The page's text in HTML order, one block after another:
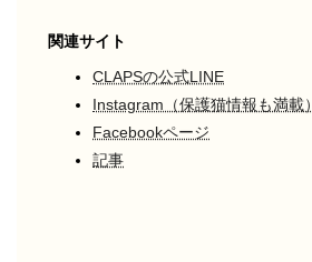
関連サイト
CLAPSの公式LINE
Instagram（保護猫情報も満載）
Facebookページ
記事